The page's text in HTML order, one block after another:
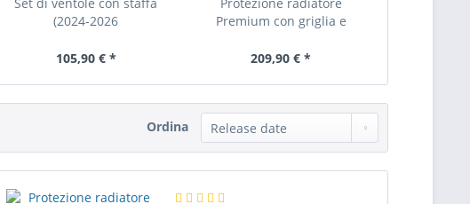
(2024-2026
SPAL
105,90 € *
Premium con griglia e
2026...
209,90 € *
Ordina